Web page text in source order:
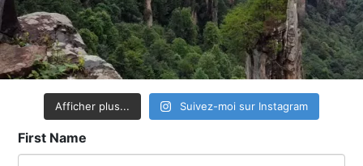
Afficher plus... Suivez-moi sur Instagram
First Name